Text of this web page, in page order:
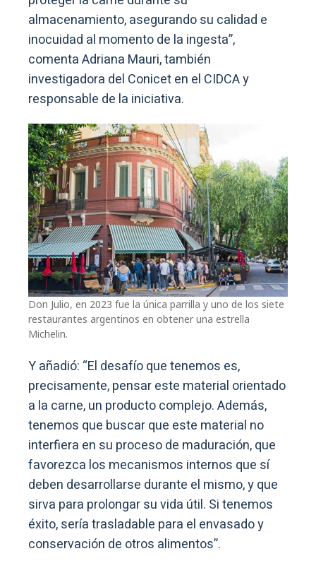
almacenamiento, asegurando su calidad e
inocuidad al momento de la ingesta”,
comenta Adriana Mauri, también
investigadora del Conicet en el CIDCA y
responsable de la iniciativa.
Don Julio, en 2023 fue la única parrilla y uno de los siete
restaurantes argentinos en obtener una estrella
Michelin.
Y añadió: “El desafío que tenemos es,
precisamente, pensar este material orientado
a la carne, un producto complejo. Además,
tenemos que buscar que este material no
interfiera en su proceso de maduración, que
favorezca los mecanismos internos que sí
deben desarrollarse durante el mismo, y que
sirva para prolongar su vida útil. Si tenemos
éxito, sería trasladable para el envasado y
conservación de otros alimentos”.